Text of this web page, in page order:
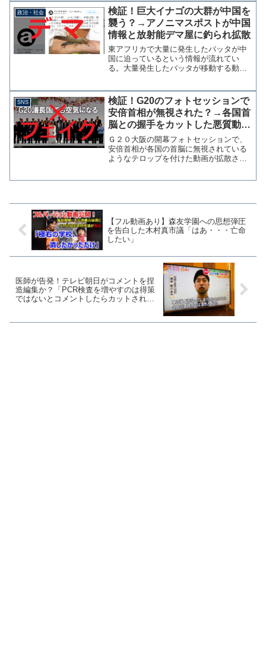
かかかっていないとして、投稿者に削除
と謝罪を求め対応...
政治・社会
検証！巨大イナゴの大群が中国を
襲う？→アノニマスポストが中国
情報と放射能デマ屋に釣られ拡散
東アフリカで大量に発生したバッタが中
国に迫っているという情報が流れてい
る。大量発生したバッタが移動する動画
いるサバクトビバッタの群れはイラン高
原とヒマラヤを越えられない...
SNS
検証！G20のフォトセッションで
安倍首相が無視された？→各国首
脳との握手をカットした悪質動画
でした
Ｇ２０大阪の開幕フォトセッションで、
安倍首相が各国の首脳に無視されている
ようなテロップを付けた動画が拡散され
【フル動画あり】森友学園への思想弾圧
を告白した木村真市議「はあ・・・亡命
したい」
医師が告発！テレビ朝日がコメントを捏
造編集か？「PCR検査を増やすのは得策
ではないとコメントしたらカットされ、